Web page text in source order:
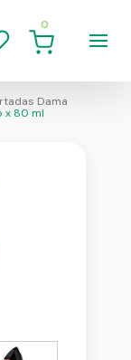
0
Dama
x 80 ml